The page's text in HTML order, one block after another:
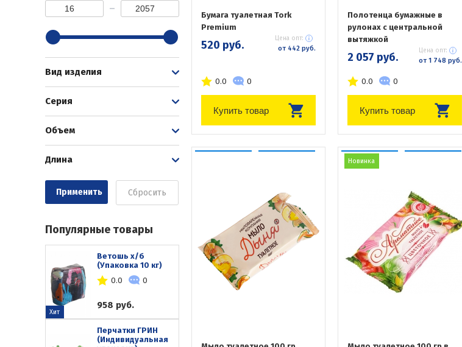
Вид изделия
Серия
Объем
Длина
Сбросить
Популярные товары
Ветошь х/б
(Упаковка 10 кг)
0.0
0
958 руб.
Хит
Перчатки ГРИН
(Индивидуальная
Бумага туалетная Tork
Premium
520 руб. Цена опт:
от 442 руб.
0.0 0
Купить товар
Полотенца бумажные в
рулонах с центральной
вытяжкой
2 057 руб. Цена опт:
от 1 748 руб.
0.0 0
Купить товар
Новинка